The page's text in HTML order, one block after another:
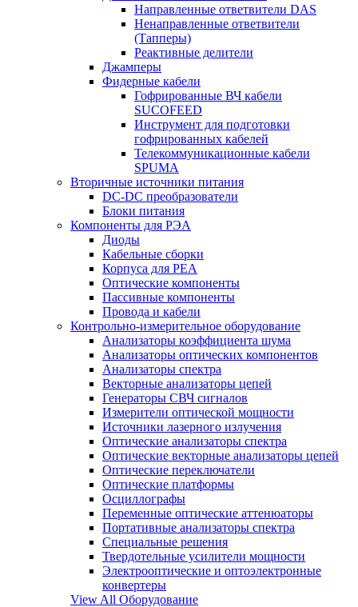
Направленные ответвители DAS
Ненаправленные ответвители
(Тапперы)
Реактивные делители
Джамперы
Фидерные кабели
Гофрированные ВЧ кабели
SUCOFEED
Инструмент для подготовки
гофрированных кабелей
Телекоммуникационные кабели
SPUMA
Вторичные источники питания
DC-DC преобразователи
Блоки питания
Компоненты для РЭА
Диоды
Кабельные сборки
Корпуса для РЕА
Оптические компоненты
Пассивные компоненты
Провода и кабели
Контрольно-измерительное оборудование
Анализаторы коэффициента шума
Анализаторы оптических компонентов
Анализаторы спектра
Векторные анализаторы цепей
Генераторы СВЧ сигналов
Измерители оптической мощности
Источники лазерного излучения
Оптические анализаторы спектра
Оптические векторные анализаторы цепей
Оптические переключатели
Оптические платформы
Осциллографы
Переменные оптические аттенюаторы
Портативные анализаторы спектра
Специальные решения
Твердотельные усилители мощности
Электрооптические и оптоэлектронные
конвертеры
View All Оборудование